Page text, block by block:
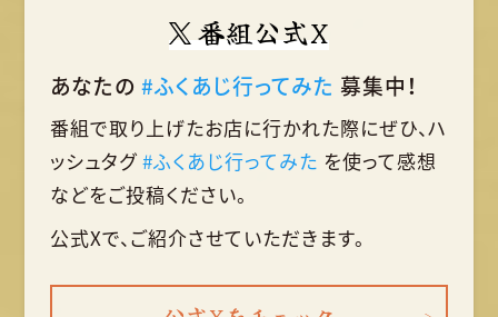
番組公式X
あなたの #ふくあじ行ってみた 募集中！
番組で取り上げたお店に行かれた際にぜひ、ハ
ッシュタグ #ふくあじ行ってみた を使って感想
などをご投稿ください。
公式Xで、ご紹介させていただきます。